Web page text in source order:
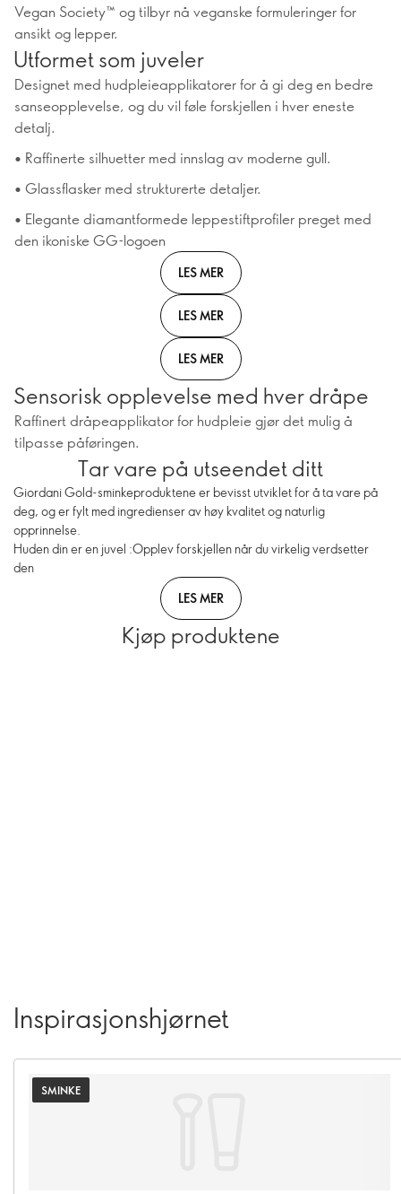
Vegan Society™ og tilbyr nå veganske formuleringer for
ansikt og lepper.
Utformet som juveler
Designet med hudpleieapplikatorer for å gi deg en bedre
sanseopplevelse, og du vil føle forskjellen i hver eneste
detalj.
• Raffinerte silhuetter med innslag av moderne gull.
• Glassflasker med strukturerte detaljer.
• Elegante diamantformede leppestiftprofiler preget med
den ikoniske GG-logoen
LES MER
LES MER
LES MER
Sensorisk opplevelse med hver dråpe
Raffinert dråpeapplikator for hudpleie gjør det mulig å
tilpasse påføringen.
Tar vare på utseendet ditt
Giordani Gold-sminkeproduktene er bevisst utviklet for å ta vare på
deg, og er fylt med ingredienser av høy kvalitet og naturlig
opprinnelse.
Huden din er en juvel :Opplev forskjellen når du virkelig verdsetter
den
LES MER
Kjøp produktene
Inspirasjonshjørnet
SMINKE